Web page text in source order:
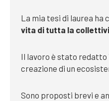
La mia tesi di laurea ha
vita di tutta la
Il lavoro è stato redatto
creazione di un
Sono proposti brevi e